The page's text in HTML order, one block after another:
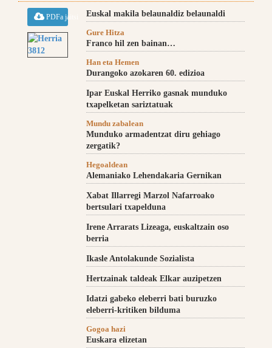
PDFa jaitsi Euskal makila belaunaldiz belaunaldi
Gure Hitza
Franco hil zen bainan…
Han eta Hemen
Durangoko azokaren 60. edizioa
Ipar Euskal Herriko gasnak munduko
txapelketan sariztatuak
Mundu zabalean
Munduko armadentzat diru gehiago
zergatik?
Hegoaldean
Alemaniako Lehendakaria Gernikan
Xabat Illarregi Marzol Nafarroako
bertsulari txapelduna
Irene Arrarats Lizeaga, euskaltzain oso
berria
Ikasle Antolakunde Sozialista
Hertzainak taldeak Elkar auzipetzen
Idatzi gabeko eleberri bati buruzko
eleberri-kritiken bilduma
Gogoa hazi
Euskara elizetan